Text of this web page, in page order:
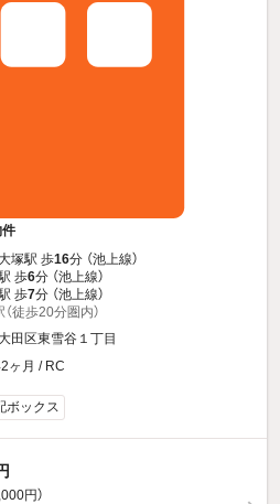
塚駅 歩16分 （池上線）
歩6分 （池上線）
歩7分 （池上線）
徒歩20分圏内）
田区東雪谷１丁目
ヶ月 / RC
ボックス
円）